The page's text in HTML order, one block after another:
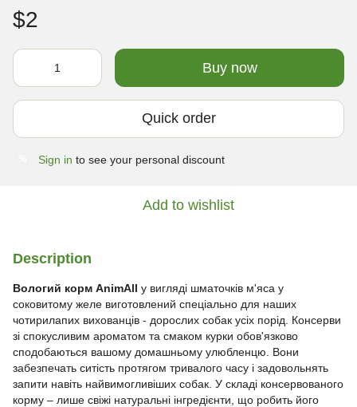
$2
Buy now
Quick order
Sign in to see your personal discount
Add to wishlist
Description
Вологий корм AnimAll у вигляді шматочків м'яса у
соковитому желе виготовлений спеціально для наших
чотирилапих вихованців - дорослих собак усіх порід. Консерви
зі спокусливим ароматом та смаком курки обов'язково
сподобаються вашому домашньому улюбленцю. Вони
забезпечать ситість протягом тривалого часу і задовольнять
запити навіть найвимогливіших собак. У складі консервованого
корму – лише свіжі натуральні інгредієнти, що робить його